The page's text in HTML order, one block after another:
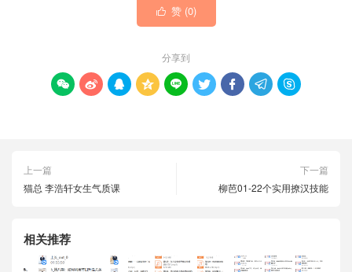
 赞 (0)
分享到
        
上一篇
猫总 李浩轩女生气质课
下一篇
柳芭01-22个实用撩汉技能
相关推荐